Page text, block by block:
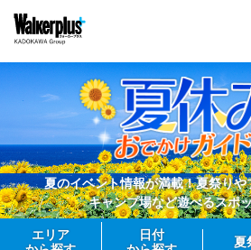
夏のイベント情報が満載！夏祭り
キャンプ場など遊べるスポ
エリア
日付
夏